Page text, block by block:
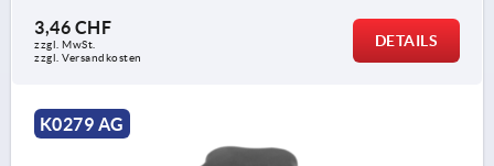
3,46 CHF
zzgl. MwSt.
zzgl. Versandkosten
DETAILS
K0279 AG